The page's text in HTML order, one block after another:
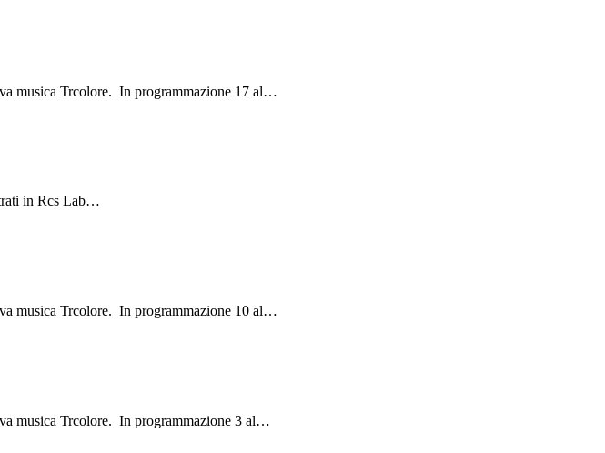
musica Trcolore. In programmazione 17 al…
in Rcs Lab…
musica Trcolore. In programmazione 10 al…
musica Trcolore. In programmazione 3 al…